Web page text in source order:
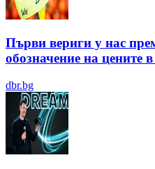
Първи вериги у нас
обозначение на цените
dbr.bg